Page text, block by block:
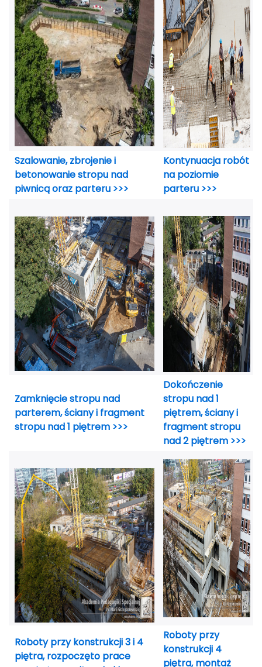
Szalowanie, zbrojenie i
betonowanie stropu nad
piwnicą oraz parteru >>>
Kontynuacja robót
na poziomie
parteru >>>
Zamknięcie stropu nad
parterem, ściany i fragment
stropu nad 1 piętrem >>>
Dokończenie
stropu nad 1
piętrem, ściany i
fragment stropu
nad 2 piętrem >>>
Roboty przy konstrukcji 3 i 4
piętra, rozpoczęto prace
Roboty przy
konstrukcji 4
piętra, montaż